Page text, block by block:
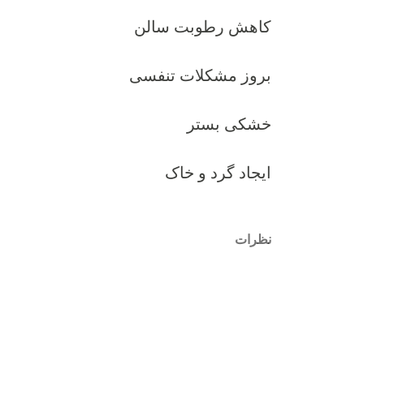
کاهش رطوبت سالن
بروز مشکلات تنفسی
خشکی بستر
ایجاد گرد و خاک
نظرات